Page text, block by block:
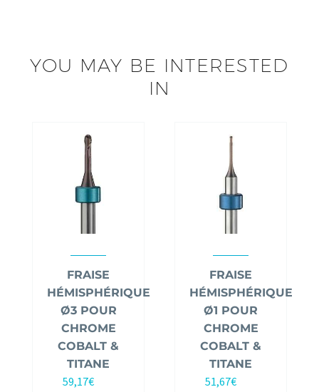
YOU MAY BE INTERESTED
IN
FRAISE
HÉMISPHÉRIQUE
Ø3 POUR
CHROME
COBALT &
TITANE
59,17€
FRAISE
HÉMISPHÉRIQUE
Ø1 POUR
CHROME
COBALT &
TITANE
51,67€